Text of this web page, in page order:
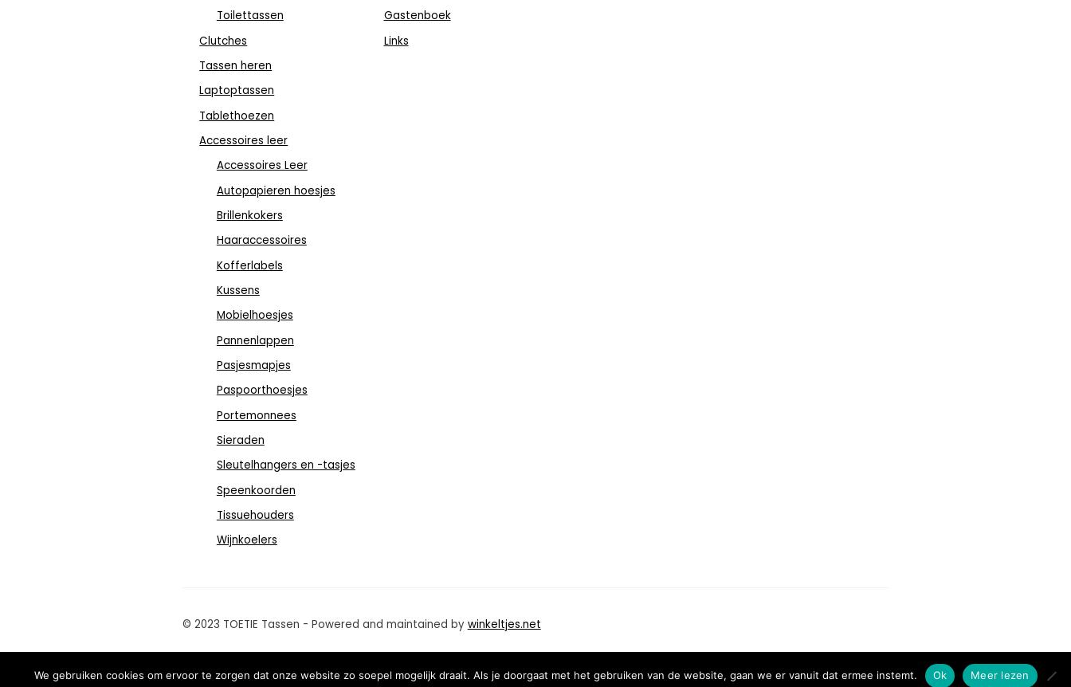
Toilettassen
Clutches
Tassen heren
Laptoptassen
Tablethoezen
Accessoires leer
Accessoires Leer
Autopapieren hoesjes
Brillenkokers
Haaraccessoires
Kofferlabels
Kussens
Mobielhoesjes
Pannenlappen
Pasjesmapjes
Paspoorthoesjes
Portemonnees
Sieraden
Sleutelhangers en -tasjes
Speenkoorden
Tissuehouders
Wijnkoelers
Gastenboek
Links
© 2023 TOETIE Tassen - Powered and maintained by winkeltjes.net
We gebruiken cookies om ervoor te zorgen dat onze website zo soepel mogelijk draait. Als je doorgaat met het gebruiken van de website, gaan we er vanuit dat ermee instemt. Ok Meer lezen